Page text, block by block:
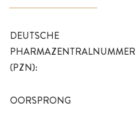
DEUTSCHE
PHARMAZENTRALNUMMER
(PZN):
OORSPRONG